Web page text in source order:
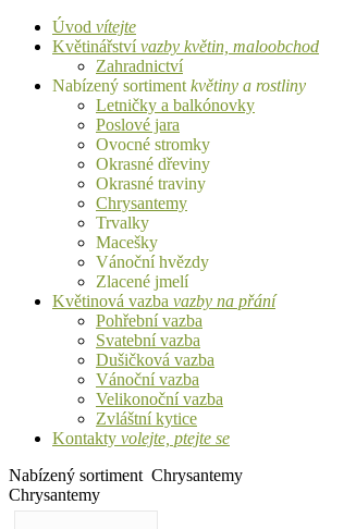
Úvod vítejte
Květinářstvívazby květin, maloobchod
Zahradnictví
Nabízený sortiment květiny a rostliny
Letničky a balkónovky
Poslové jara
Ovocné stromky
Okrasné dřeviny
Okrasné traviny
Chrysantemy
Trvalky
Macešky
Vánoční hvězdy
Zlacené jmelí
Květinová vazba vazby na přání
Pohřební vazba
Svatební vazba
Dušičková vazba
Vánoční vazba
Velikonoční vazba
Zvláštní kytice
Kontakty volejte, ptejte se
Nabízený sortiment Chrysantemy
Chrysantemy